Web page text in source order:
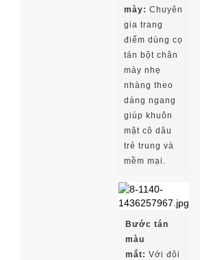
mày: Chuyên
gia trang
điểm dùng cọ
tán bột chân
mày nhẹ
nhàng theo
dáng ngang
giúp khuôn
mặt cô dâu
trẻ trung và
mềm mại.
Bước tán
màu
mắt: Với đôi